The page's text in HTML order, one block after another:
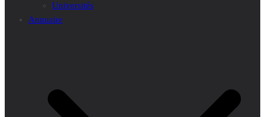
Universités
Annuaire